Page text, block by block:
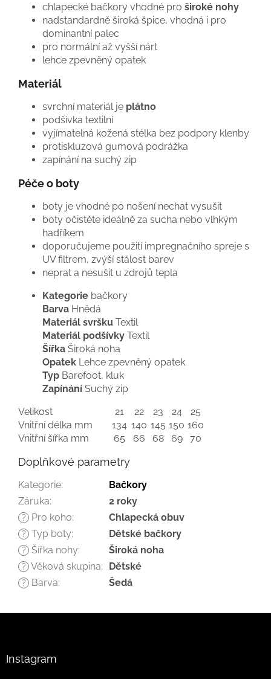
chlapecké bačkory vhodné pro široké nohy
nadstandardně široká špice, vhodná i pro
dominantní palec
pro normální až vyšší nárt
lehce zpevněný opatek
Materiál
svrchní materiál je plátno
podšívka textilní
vyjímatelná kožená stélka bez podpory klenby
protiskluzová gumová podrážka
zapínání na suchý zip
Péče o boty
boty je vhodné po nošení nechat vysušit
boty očistěte ideálně za sucha nebo vlhkým
hadříkem
doporučujeme použití impregnačního spreje s
UV filtrem, zvýší stálost barev
neprat a nesušit u zdrojů tepla
Kategorie bačkory
Barva Hnědá
Materiál svršku Textil
Materiál podšívky Textil
Šířka Široká noha
Opatek Lehce zpevněný opatek
Typ Barefoot, kluk
Zapínání Suchý zip
Velikost
21 22 23 24
25
Vnitřní délka mm
134 140 145 150 160
Vnitřní šířka mm
65 66 68 69 70
Doplňkové parametry
Kategorie:
Bačkory
Záruka: 2 roky
? Pro koho: Chlapecká obuv
? Typ boty: Dětské bačkory
? Šířka nohy: Široká noha
? Věková skupina: Dětské
? Barva: Šedá
Instagram